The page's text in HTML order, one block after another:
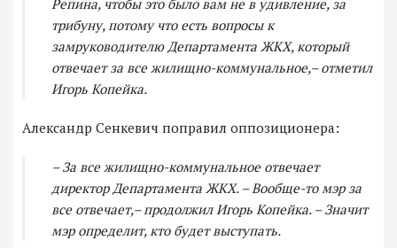
трибуну, потому что есть вопросы к
замруководителю Департамента ЖКХ, который
отвечает за все жилищно-коммунальное,– отметил
Игорь Копейка.
Александр Сенкевич поправил оппозиционера:
– За все жилищно-коммунальное отвечает
директор Департамента ЖКХ. – Вообще-то мэр за
все отвечает,– продолжил Игорь Копейка. – Значит
мэр определит, кто будет выступать.